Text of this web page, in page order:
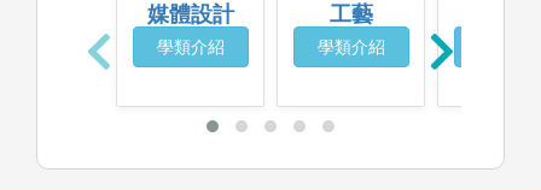
媒體設計
學類介紹
工藝
學類介紹